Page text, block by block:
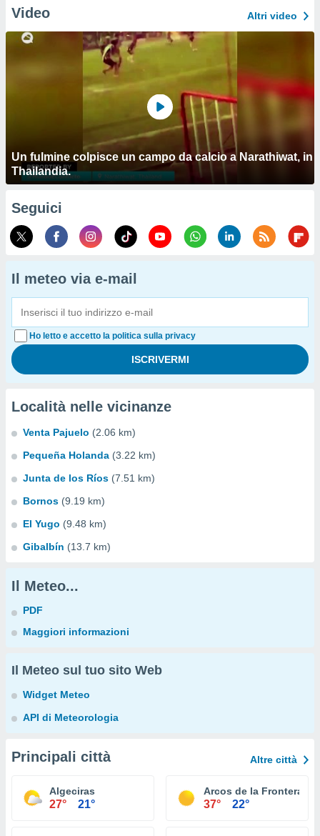
Video Altri video
Un fulmine colpisce un campo da calcio a Narathiwat, in
Thailandia.
Seguici
Il meteo via e-mail
Ho letto e accetto la politica sulla privacy
Località nelle vicinanze
Venta Pajuelo (2.06 km)
Pequeña Holanda (3.22 km)
Junta de los Ríos (7.51 km)
Bornos (9.19 km)
El Yugo (9.48 km)
Gibalbín (13.7 km)
Il Meteo...
PDF
Maggiori informazioni
Il Meteo sul tuo sito Web
Widget Meteo
API di Meteorologia
Principali città Altre città
Algeciras
27° 21°
Arcos de la Frontera
37° 22°